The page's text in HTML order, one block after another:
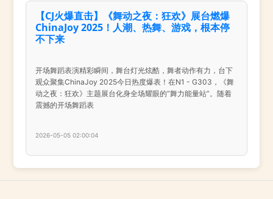
【CJ火爆直击】《舞动之夜：狂欢》展台燃爆
ChinaJoy 2025！人潮、热舞、游戏，根本停
不下来
开场舞蹈表演精彩瞬间，舞台灯光炫酷，舞者动作有力，台下
观众聚集ChinaJoy 2025今日热度爆表！在N1 - G303，《舞
动之夜：狂欢》主题展台化身全场耀眼的“舞力能量站”。随着
震撼的开场舞蹈表
2026-05-05 02:00:04